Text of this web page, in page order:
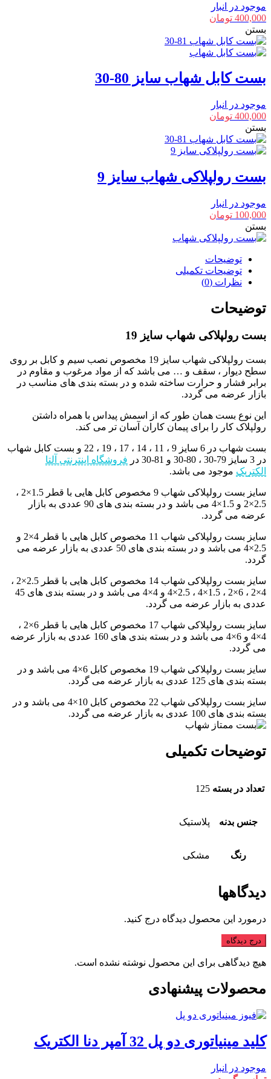
موجود در انبار
400,000 تومان
بستن
بست کابل شهاب سایز 80-30
موجود در انبار
400,000 تومان
بستن
بست رولپلاکی شهاب سایز 9
موجود در انبار
100,000 تومان
بستن
توضیحات
توضیحات تکمیلی
نظرات (0)
توضیحات
بست رولپلاکی شهاب سایز 19
بست رولپلاکی شهاب سایز 19 مخصوص نصب سیم و کابل بر روی
سطح دیوار ، سقف و … می باشد که از مواد مرغوب و مقاوم در
برابر فشار و حرارت ساخته شده و در بسته بندی های مناسب در
بازار عرضه می گردد.
این نوع بست همان طور که از اسمش پیداس با همراه داشتن
رولپلاک کار را برای پیمان کاران آسان تر می کند.
بست شهاب در 6 سایز 9 ، 11 ، 14 ، 17 ، 19 ، 22 و بست کابل شهاب
در 3 سایز 79-30 ، 80-30 و 81-30 در
فروشگاه اینترنتی آلتا
الکتریک موجود می باشد.
سایز بست رولپلاکی شهاب 9 مخصوص کابل هایی با قطر 1.5×2 ،
2.5×2 و 1.5×4 می باشد و در بسته بندی های 90 عددی به بازار
عرضه می گردد.
سایز بست رولپلاکی شهاب 11 مخصوص کابل هایی با قطر 4×2 و
2.5×4 می باشد و در بسته بندی های 50 عددی به بازار عرضه می
گردد.
سایز بست رولپلاکی شهاب 14 مخصوص کابل هایی با قطر 2.5×2 ،
4×2 ، 6×2 ، 1.5×4 ، 2.5×4 و 4×4 می باشد و در بسته بندی های 45
عددی به بازار عرضه می گردد.
سایز بست رولپلاکی شهاب 17 مخصوص کابل هایی با قطر 6×2 ،
4×4 و 6×4 می باشد و در بسته بندی های 160 عددی به بازار عرضه
می گردد.
سایز بست رولپلاکی شهاب 19 مخصوص کابل 6×4 می باشد و در
بسته بندی های 125 عددی به بازار عرضه می گردد.
سایز بست رولپلاکی شهاب 22 مخصوص کابل 10×4 می باشد و در
بسته بندی های 100 عددی به بازار عرضه می گردد.
توضیحات تکمیلی
تعداد در بسته 125
جنس بدنه پلاستیک
رنگ مشکی
دیدگاهها
درمورد این محصول دیدگاه درج کنید.
درج دیدگاه
هیچ دیدگاهی برای این محصول نوشته نشده است.
محصولات پیشنهادی
کلید مینیاتوری دو پل 32 آمپر دنا الکتریک
موجود در انبار